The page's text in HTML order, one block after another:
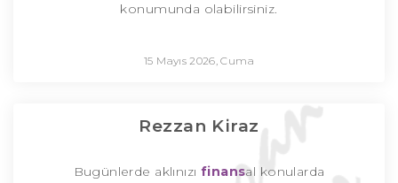
konumunda olabilirsiniz.
15 Mayıs 2026, Cuma
Rezzan Kiraz
Bugünlerde aklınızı finansal konularda